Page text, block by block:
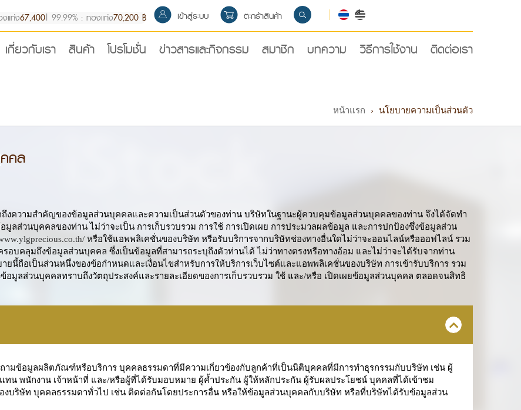
แท่ง67,400| 99.99% : ทองแท่ง70,200 ฿ เข้าสู่ระบบ ตะกร้าสินค้า
เกี่ยวกับเรา สินค้า โปรโมชั่น ข่าวสารและกิจกรรม สมาชิก บทความ วิธีการใช้งาน ติดต่อเรา
หน้าแรก › นโยบายความเป็นส่วนตัว
คล
งความสำคัญของข้อมูลส่วนบุคคลและความเป็นส่วนตัวของท่าน บริษัทในฐานะผู้ควบคุมข้อมูลส่วนบุคคลของท่าน จึงได้จัดทำ
ส่วนบุคคลของท่าน ไม่ว่าจะเป็น การเก็บรวบรวม การใช้ การเปิดเผย การประมวลผลข้อมูล และการปกป้องซึ่งข้อมูลส่วน
หรือใช้แอพพลิเคชั่นของบริษัท หรือรับบริการจากบริษัทช่องทางอื่นใดไม่ว่าจะออนไลน์หรือออฟไลน์ รวม
อบคลุมถึงข้อมูลส่วนบุคคล ซึ่งเป็นข้อมูลที่สามารถระบุถึงตัวท่านได้ ไม่ว่าทางตรงหรือทางอ้อม และไม่ว่าจะได้รับจากท่าน
นี้ถือเป็นส่วนหนึ่งของข้อกำหนดและเงื่อนไขสำหรับการให้บริการเว็บไซต์และแอพพลิเคชั่นของบริษัท การเข้ารับบริการ รวม
อมูลส่วนบุคคลทราบถึงวัตถุประสงค์และรายละเอียดของการเก็บรวบรวม ใช้ และ/หรือ เปิดเผยข้อมูลส่วนบุคคล ตลอดจนสิทธิ
มข้อมูลผลิตภัณฑ์หรือบริการ บุคคลธรรมดาที่มีความเกี่ยวข้องกับลูกค้าที่เป็นนิติบุคคลที่มีการทำธุรกรรมกับบริษัท เช่น ผู้
น พนักงาน เจ้าหน้าที่ และ/หรือผู้ที่ได้รับมอบหมาย ผู้ค้ำประกัน ผู้ให้หลักประกัน ผู้รับผลประโยชน์ บุคคลที่ได้เข้าชม
บริษัท บุคคลธรรมดาทั่วไป เช่น ติดต่อกันโดยประการอื่น หรือให้ข้อมูลส่วนบุคคลกับบริษัท หรือที่บริษัทได้รับข้อมูลส่วน